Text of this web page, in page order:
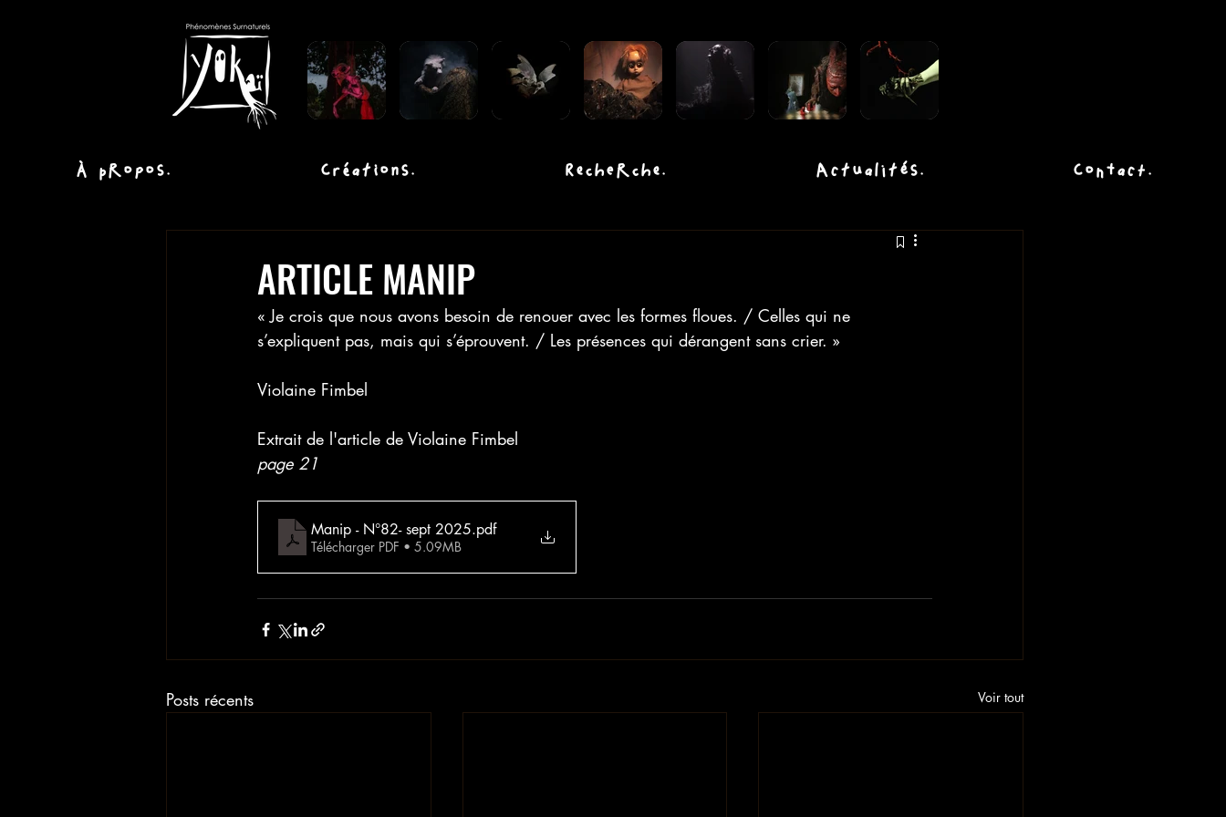
À propos. Créations. Recherche. Actualités. Contact.
ARTICLE MANIP
« Je crois que nous avons besoin de renouer avec les formes floues. / Celles qui ne
s’expliquent pas, mais qui s’éprouvent. / Les présences qui dérangent sans crier. »
Violaine Fimbel
Extrait de l'article de Violaine Fimbel
page 21
Manip - N°82- sept 2025.pdf
Télécharger PDF • 5.09MB
Posts récents Voir tout